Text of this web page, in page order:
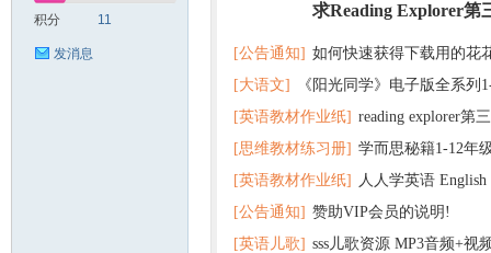
积分 11
发消息
求Reading Explorer第
[公告通知] 如何快速获得下载用的花
[大语文]
《阳光同学》电子版全系列
+英语
[英语教材作业纸] reading explorer第
+音频 百度云网盘下载
[思维教材练习册] 学而思秘籍1-12年
子版PDF全册 百度网盘
[英语教材作业纸] 人人学英语
版pdf 百度网盘下载
[公告通知] 赞助VIP会员的说明!
[英语儿歌] sss儿歌资源 MP3音频+视